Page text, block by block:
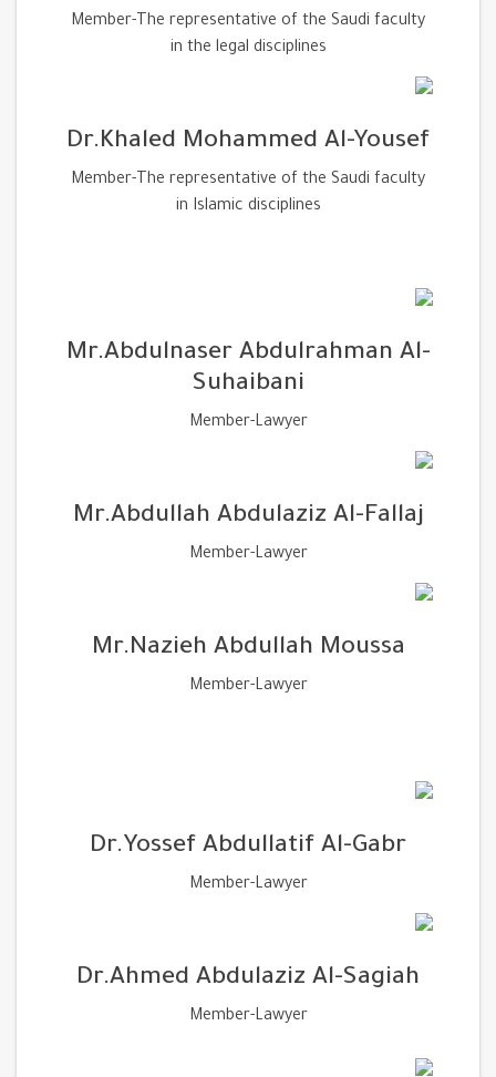
Member-The representative of the Saudi faculty
in the legal disciplines
Dr.Khaled Mohammed Al-Yousef
Member-The representative of the Saudi faculty
in Islamic disciplines
Mr.Abdulnaser Abdulrahman Al-
Suhaibani
Member-Lawyer
Mr.Abdullah Abdulaziz Al-Fallaj
Member-Lawyer
Mr.Nazieh Abdullah Moussa
Member-Lawyer
Dr.Yossef Abdullatif Al-Gabr
Member-Lawyer
Dr.Ahmed Abdulaziz Al-Sagiah
Member-Lawyer